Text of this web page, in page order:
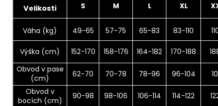
Velikosti S M L XL
Váha (kg) 49-65 57-75 65-83 83-110
Výška (cm) 152-170 158-176 164-182 170-188
Obvod v pase
(cm)
62-70 70-78 78-96 96-104
Obvod v
bocích (cm)
90-98 98-106 106-114 114-122